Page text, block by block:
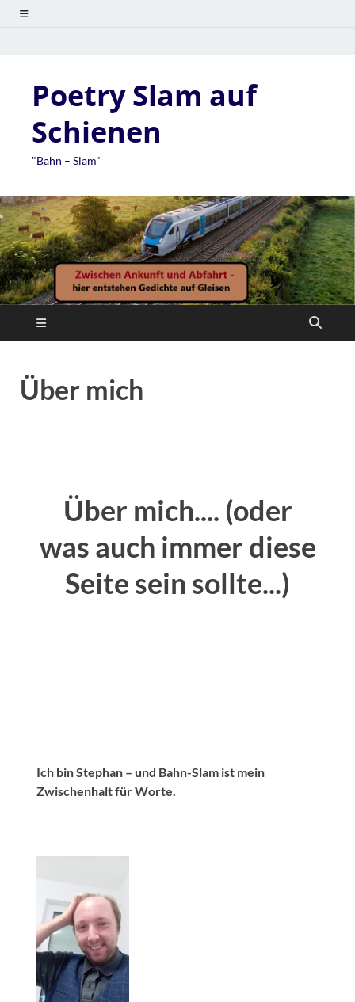
Poetry Slam auf
Schienen
"Bahn – Slam"
Über mich
Über mich.... (oder
was auch immer diese
Seite sein sollte...)
Ich bin Stephan – und Bahn-Slam ist mein
Zwischenhalt für Worte.